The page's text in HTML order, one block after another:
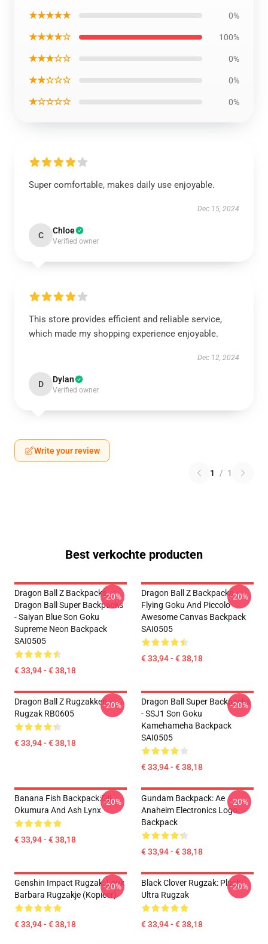
★★★★★ 0%
★★★★☆ 100%
★★★☆☆ 0%
★★☆☆☆ 0%
★☆☆☆☆ 0%
Super comfortable, makes daily use enjoyable.
Dec 15, 2024
C Chloe
Verified owner
This store provides efficient and reliable service,
which made my shopping experience enjoyable.
Dec 12, 2024
D Dylan
Verified owner
Write your review
1 / 1
Best verkochte producten
Dragon Ball Z Backpacks,
Dragon Ball Super Backpacks
- Saiyan Blue Son Goku
Supreme Neon Backpack
SAI0505
€ 33,94 - € 38,18
-20%
Dragon Ball Z Backpacks -
Flying Goku And Piccolo
Awesome Canvas Backpack
SAI0505
€ 33,94 - € 38,18
-20%
Dragon Ball Z Rugzakken -
Rugzak RB0605
€ 33,94 - € 38,18
-20%
Dragon Ball Super Backpacks
- SSJ1 Son Goku
Kamehameha Backpack
SAI0505
€ 33,94 - € 38,18
-20%
Banana Fish Backpack:Eiji
Okumura And Ash Lynx
€ 33,94 - € 38,18
-20%
Gundam Backpack: Ae
Anaheim Electronics Logo
Backpack
€ 33,94 - € 38,18
-20%
Genshin Impact Rugzak: Leuk
Barbara Rugzakje (kopieer)
€ 33,94 - € 38,18
-20%
Black Clover Rugzak: Plush
Ultra Rugzak
€ 33,94 - € 38,18
-20%